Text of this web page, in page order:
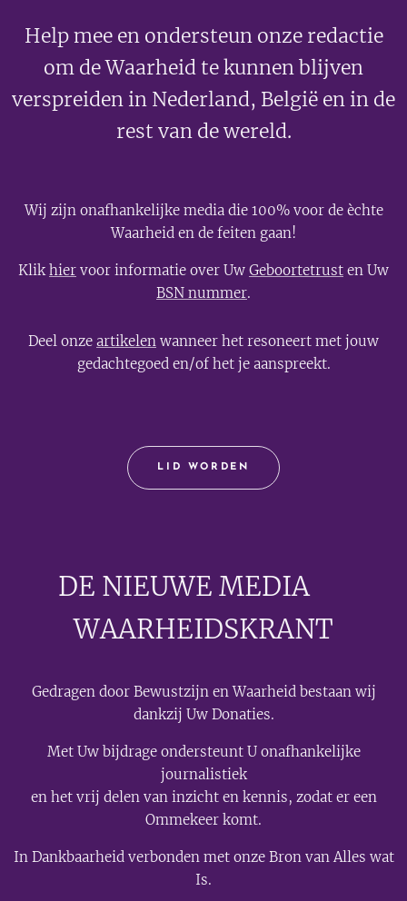
Help mee en ondersteun onze redactie
om de Waarheid te kunnen blijven
verspreiden in Nederland, België en in de
rest van de wereld.
Wij zijn onafhankelijke media die 100% voor de èchte
Waarheid en de feiten gaan!
Klikhier voor informatie over Uw Geboortetrust en Uw
BSN nummer.
Deel onze artikelen wanneer het resoneert met jouw
gedachtegoed en/of het je aanspreekt.
LID WORDEN
DE NIEUWE MEDIA🟣
WAARHEIDSKRANT
Gedragen door Bewustzijn en Waarheid bestaan wij
dankzij Uw Donaties.
Met Uw bijdrage ondersteunt U onafhankelijke
journalistiek
en het vrij delen van inzicht en kennis, zodat er een
Ommekeer komt.
In Dankbaarheid verbonden met onze Bron van Alles wat
Is.